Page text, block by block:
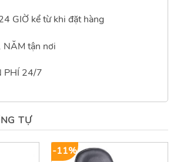
GIỜ kể từ khi đặt hàng
tận nơi
PHÍ 24/7
TỰ
-11%